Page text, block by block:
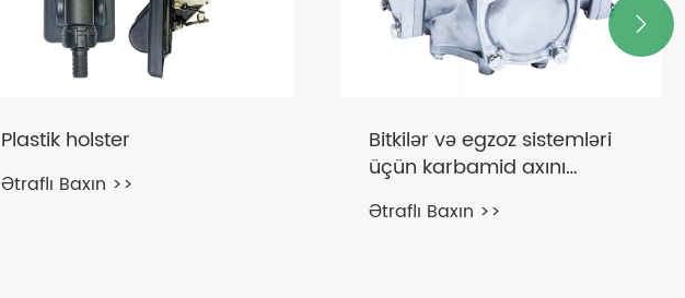
Plastik holster
Ətraflı Baxın >>
Bitkilər və egzoz sistemləri
üçün karbamid axını
Ətraflı Baxın >>
